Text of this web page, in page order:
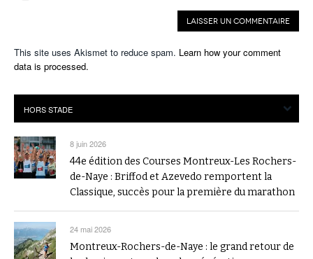
This site uses Akismet to reduce spam. Learn how your comment
data is processed.
8 juin 2026
44e édition des Courses Montreux-Les Rochers-
de-Naye : Briffod et Azevedo remportent la
Classique, succès pour la première du marathon
24 mai 2026
Montreux-Rochers-de-Naye : le grand retour de